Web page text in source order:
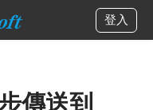
登入
傳送到